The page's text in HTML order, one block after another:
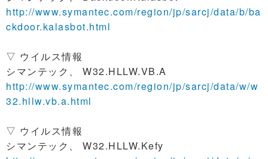
http://www.symantec.com/region/jp/sarcj/data/b/ba
ckdoor.kalasbot.html
▽ ウイルス情報
シマンテック、 W32.HLLW.VB.A
http://www.symantec.com/region/jp/sarcj/data/w/w
32.hllw.vb.a.html
▽ ウイルス情報
シマンテック、 W32.HLLW.Kefy